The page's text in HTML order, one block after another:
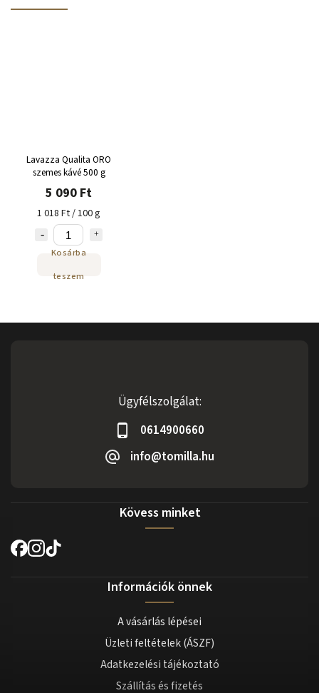
Lavazza Qualita ORO
szemes kávé 500 g
5 090 Ft
1 018 Ft / 100 g
Kosárba
teszem
Ügyfélszolgálat:
0614900660
info@tomilla.hu
Kövess minket
Információk önnek
A vásárlás lépései
Üzleti feltételek (ÁSZF)
Adatkezelési tájékoztató
Szállítás és fizetés